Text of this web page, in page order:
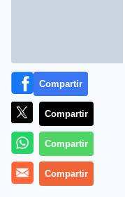
El Ejército iraquí ha
Compartir
Compartir
Compartir
Compartir